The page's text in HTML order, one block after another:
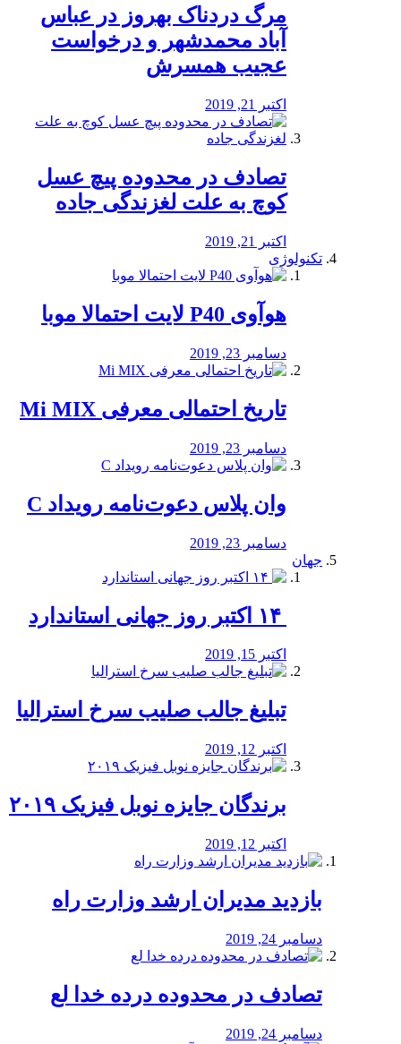
مرگ دردناک بهروز در عباس
آباد محمدشهر و درخواست
عجیب همسرش
اکتبر 21, 2019
تصادف در محدوده پیچ عسل
کوچ به علت لغزندگی جاده
اکتبر 21, 2019
تکنولوژی
هوآوی P40 لایت احتمالا موبا
دسامبر 23, 2019
تاریخ احتمالی معرفی Mi MIX
دسامبر 23, 2019
وان پلاس دعوت‌نامه رویداد C
دسامبر 23, 2019
جهان
اکتبر 15, 2019
تبلیغ جالب صلیب سرخ استرالیا
اکتبر 12, 2019
برندگان جایزه نوبل فیزیک ۲۰۱۹
اکتبر 12, 2019
بازدید مدیران ارشد وزارت راه
دسامبر 24, 2019
تصادف در محدوده درده خدا لع
دسامبر 24, 2019